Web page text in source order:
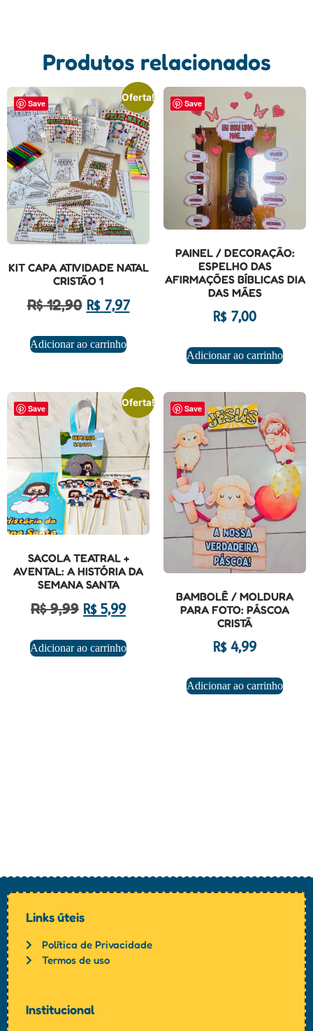
Produtos relacionados
Save
Oferta!
KIT CAPA ATIVIDADE NATAL
CRISTÃO 1
R$12,90 R$7,97
Adicionar ao carrinho
Save
PAINEL / DECORAÇÃO:
ESPELHO DAS
AFIRMAÇÕES BÍBLICAS DIA
DAS MÃES
R$7,00
Adicionar ao carrinho
Save
Oferta!
SACOLA TEATRAL +
AVENTAL: A HISTÓRIA DA
SEMANA SANTA
R$9,99 R$5,99
Adicionar ao carrinho
Save
BAMBOLÊ / MOLDURA
PARA FOTO: PÁSCOA
CRISTÃ
R$4,99
Adicionar ao carrinho
Links úteis
Política de Privacidade
Termos de uso
Institucional